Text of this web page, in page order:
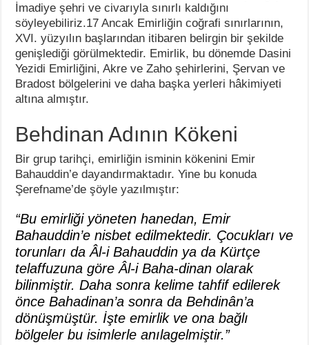
İmadiye şehri ve civarıyla sınırlı kaldığını
söyleyebiliriz.17 Ancak Emirliğin coğrafi sınırlarının,
XVI. yüzyılın başlarından itibaren belirgin bir şekilde
genişlediği görülmektedir. Emirlik, bu dönemde Dasini
Yezidi Emirliğini, Akre ve Zaho şehirlerini, Şervan ve
Bradost bölgelerini ve daha başka yerleri hâkimiyeti
altına almıştır.
Behdinan Adının Kökeni
Bir grup tarihçi, emirliğin isminin kökenini Emir
Bahauddin’e dayandırmaktadır. Yine bu konuda
Şerefname’de şöyle yazılmıştır:
“Bu emirliği yöneten hanedan, Emir
Bahauddin’e nisbet edilmektedir. Çocukları ve
torunları da Âl-i Bahauddin ya da Kürtçe
telaffuzuna göre Âl-i Baha-dinan olarak
bilinmiştir. Daha sonra kelime tahfif edilerek
önce Bahadinan’a sonra da Behdinân’a
dönüşmüştür. İşte emirlik ve ona bağlı
bölgeler bu isimlerle anılagelmiştir.”